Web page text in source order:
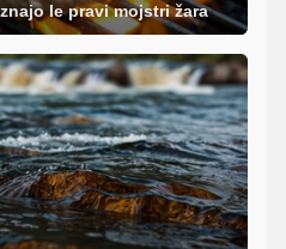
le pravi mojstri žara